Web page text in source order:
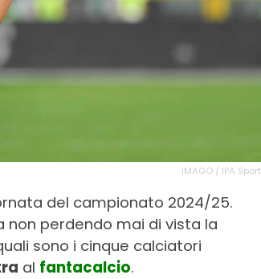
IMAGO / IPA Sport
del campionato 2024/25.
non perdendo mai di vista la
sono i cinque calciatori
al fantacalcio.